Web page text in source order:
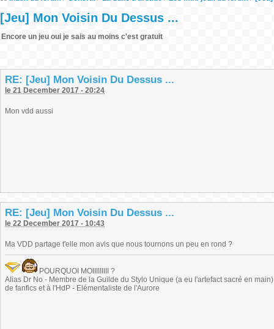
[Jeu] Mon Voisin Du Dessus ...
Encore un jeu oui je sais au moins c'est gratuit
RE: [Jeu] Mon Voisin Du Dessus ...
le 21 December 2017 - 20:24
Mon vdd aussi
RE: [Jeu] Mon Voisin Du Dessus ...
le 22 December 2017 - 10:43
Ma VDD partage t'elle mon avis que nous tournons un peu en rond ?
POURQUOI MOIIIIIIIII ?
Alias Dr No - Membre de la Guilde du Stylo Unique (a eu l'artefact sacré en
de fanfics et à l'HdP - Elémentaliste de l'Aurore